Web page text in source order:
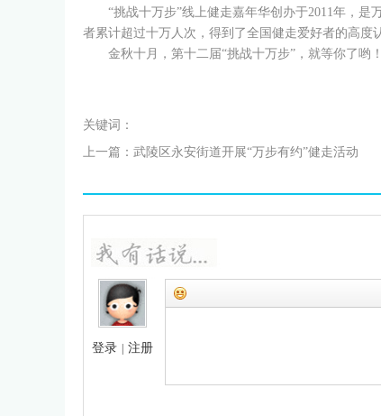
“挑战十万步”线上健走嘉年华创办于2011年，
者累计超过十万人次，得到了全国健走爱好者的高度
金秋十月，第十二届“挑战十万步”，就等你了哟
关键词：
上一篇： 武陵区永安街道开展“万步有约”健走活动
登录 注册